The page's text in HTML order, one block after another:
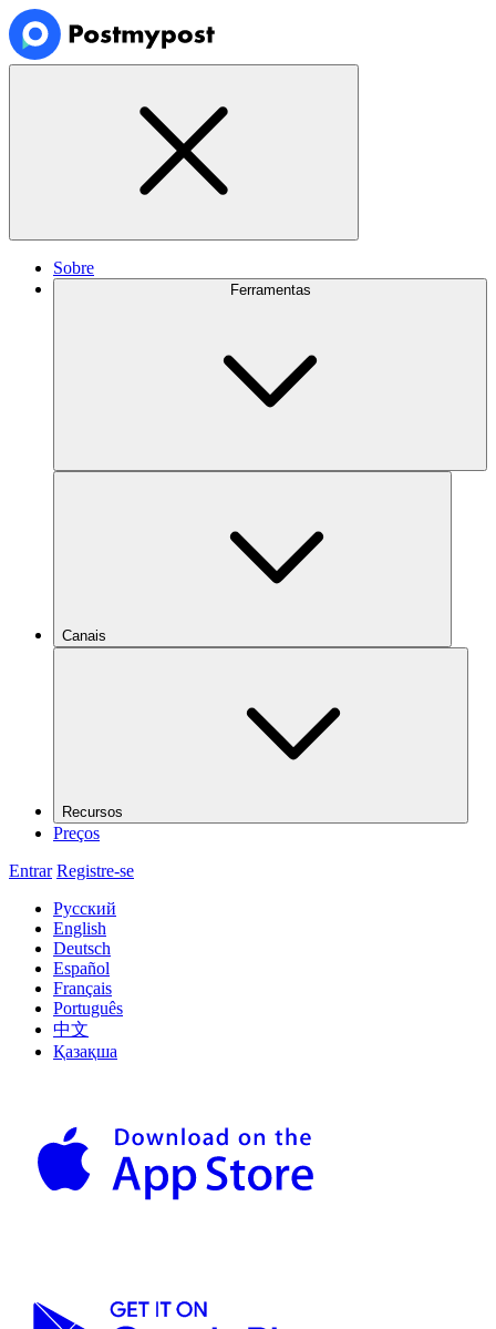
Sobre
Ferramentas
Canais
Recursos
Preços
Entrar Registre-se
Русский
English
Deutsch
Español
Français
Português
中文
Қазақша